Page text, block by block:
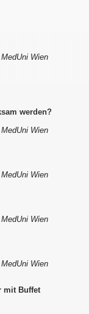
Wien
werden?
Wien
Wien
Wien
Wien
mit Buffet